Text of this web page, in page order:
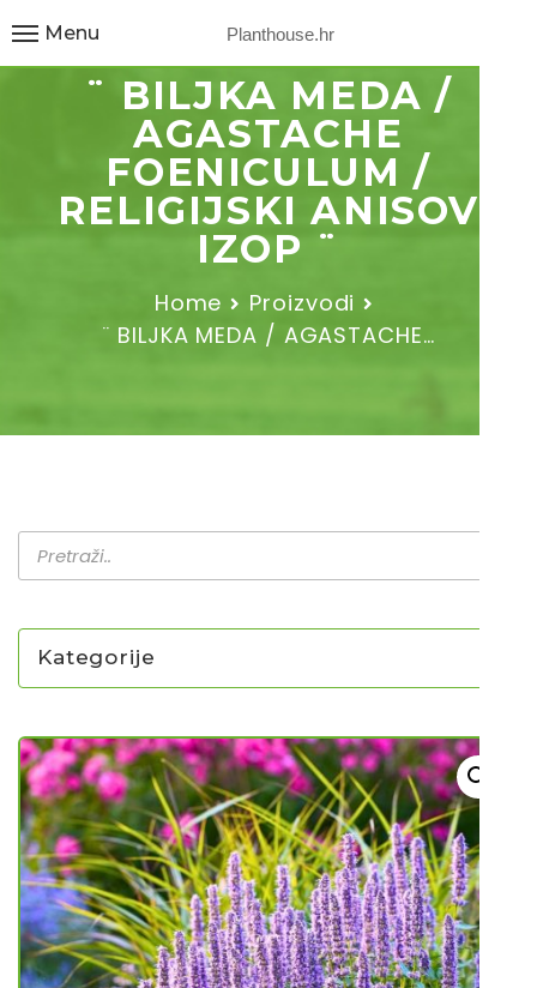
Planthouse.hr
Menu
¨ BILJKA MEDA /
AGASTACHE
FOENICULUM /
RELIGIJSKI ANISOV
IZOP ¨
Home
Proizvodi
¨ BILJKA MEDA / AGASTACHE…
Kategorije
SADNICE
UKRASNO BILJE I TRAJNICE
GRMOVI/DRVEĆE
HIT SEZONE*** VRTNI SLJEZOVI
UKRASNE TRAVE
HORTENZIJE